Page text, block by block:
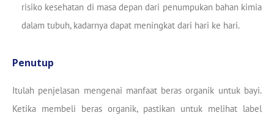
risiko kesehatan di masa depan dari penumpukan bahan kimia
dalam tubuh, kadarnya dapat meningkat dari hari ke hari.
Penutup
Itulah penjelasan mengenai manfaat beras organik untuk bayi.
Ketika membeli beras organik, pastikan untuk melihat label